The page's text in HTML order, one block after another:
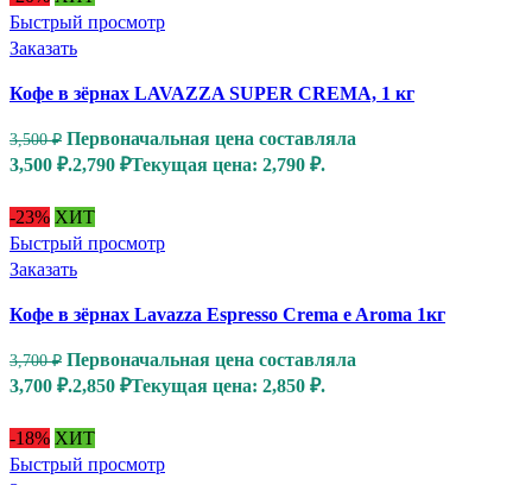
Быстрый просмотр
Заказать
Кофе в зёрнах LAVAZZA SUPER CREMA, 1 кг
3,500₽ Первоначальная цена составляла
3,500 ₽.2,790 ₽Текущая цена: 2,790 ₽.
-23% ХИТ
Быстрый просмотр
Заказать
Кофе в зёрнах Lavazza Espresso Crema e Aroma 1кг
3,700₽ Первоначальная цена составляла
3,700 ₽.2,850 ₽Текущая цена: 2,850 ₽.
-18% ХИТ
Быстрый просмотр